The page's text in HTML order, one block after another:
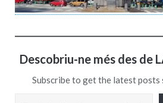
Descobriu-ne més des de
Subscribe to get the latest posts